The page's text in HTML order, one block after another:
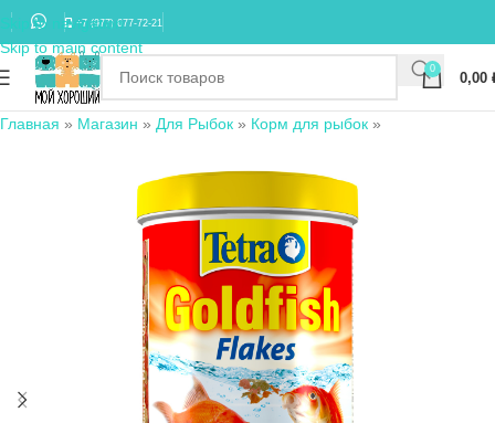
Skip to navigation
Skip to main content
+7 (977) 677-72-21
0
0,00
Главная » Магазин » Для Рыбок » Корм для рыбок »